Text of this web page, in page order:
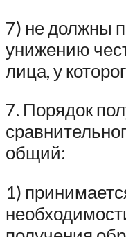
7) не должны
унижению
лица, у
7. Порядок
общий:
1)